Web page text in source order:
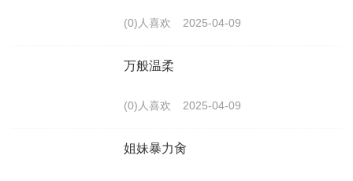
(0)人喜欢 2025-04-09
万般温柔
(0)人喜欢 2025-04-09
姐妹暴力肏